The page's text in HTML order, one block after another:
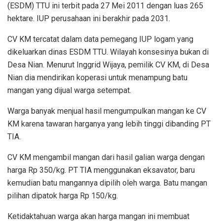
(ESDM) TTU ini terbit pada 27 Mei 2011 dengan luas 265
hektare. IUP perusahaan ini berakhir pada 2031.
CV KM tercatat dalam data pemegang IUP logam yang
dikeluarkan dinas ESDM TTU. Wilayah konsesinya bukan di
Desa Nian. Menurut Inggrid Wijaya, pemilik CV KM, di Desa
Nian dia mendirikan koperasi untuk menampung batu
mangan yang dijual warga setempat.
Warga banyak menjual hasil mengumpulkan mangan ke CV
KM karena tawaran harganya yang lebih tinggi dibanding PT
TIA.
CV KM mengambil mangan dari hasil galian warga dengan
harga Rp 350/kg. PT TIA menggunakan eksavator, baru
kemudian batu mangannya dipilih oleh warga. Batu mangan
pilihan dipatok harga Rp 150/kg.
Ketidaktahuan warga akan harga mangan ini membuat